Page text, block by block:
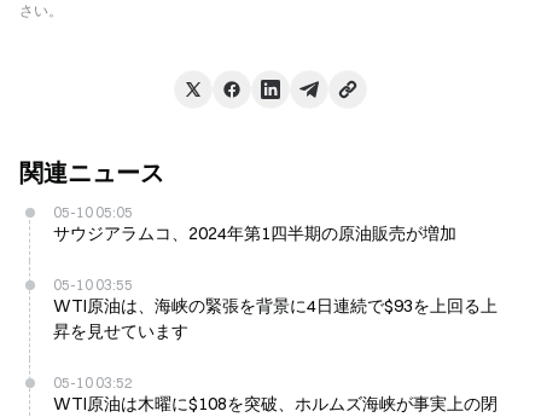
さい。
関連ニュース
05-10 05:05
サウジアラムコ、2024年第1四半期の原油販売が増加
05-10 03:55
WTI原油は、海峡の緊張を背景に4日連続で$93を上回る上
昇を見せています
05-10 03:52
WTI原油は木曜に$108を突破、ホルムズ海峡が事実上の閉